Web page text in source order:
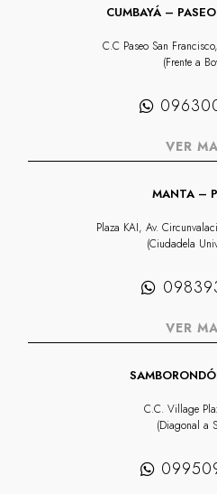
CUMBAYÁ –
C.C Paseo San
(Frente a
VER
MANTA –
Plaza KAI, Av.
(Ciudadela
VER
C.C. Village
(Diagonal a